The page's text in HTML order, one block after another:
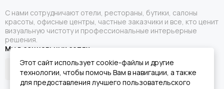
С нами сотрудничают отели, рестораны, бутики, салоны
красоты, офисные центры, частные заказчики и все, кто ценит
визуальную чистоту и профессиональные интерьерные
решения.
Мы в социальных сетях
Этот сайт использует cookie-файлы и другие
технологии, чтобы помочь Вам в навигации, а также
для предоставления лучшего пользовательского